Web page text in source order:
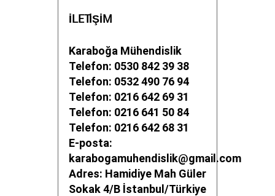
İLETİŞİM
Karaboğa Mühendislik
Telefon: 0530 842 39 38
Telefon: 0532 490 76 94
Telefon: 0216 642 69 31
Telefon: 0216 641 50 84
Telefon: 0216 642 68 31
E-posta:
karabogamuhendislik@gmail.com
Adres: Hamidiye Mah Güler
Sokak 4/B İstanbul/Türkiye